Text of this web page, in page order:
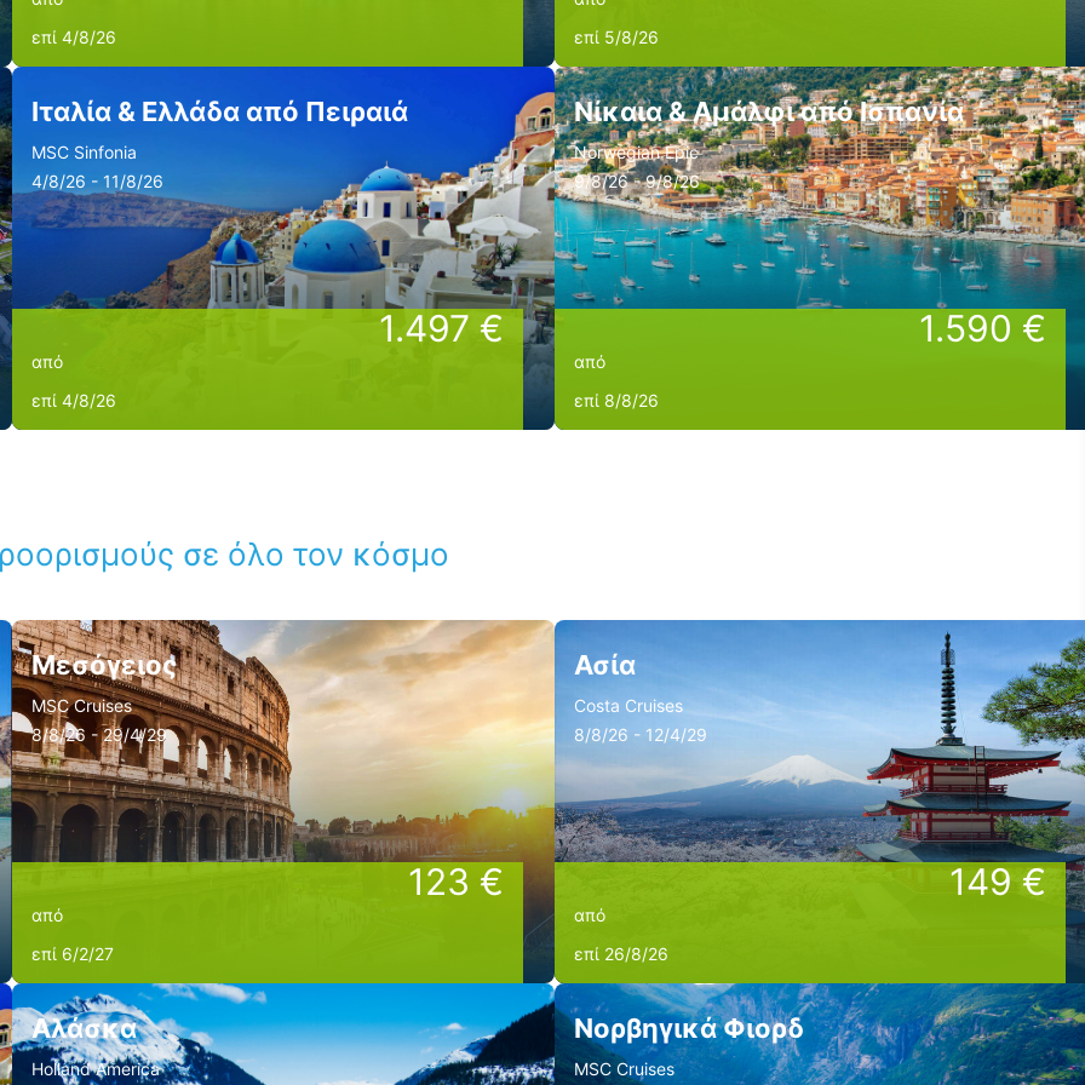
επί 4/8/26
επί 5/8/26
Ιταλία & Ελλάδα από Πειραιά
MSC Sinfonia
4/8/26 - 11/8/26
από
1.497 €
επί 4/8/26
Νίκαια & Αμάλφι από Ισπανία
Norwegian Epic
9/8/26 - 9/8/26
από
1.590 €
επί 8/8/26
σε όλο τον κόσμο
Μεσόγειος
MSC Cruises
8/8/26 - 29/4/29
από
123 €
επί 6/2/27
Ασία
Costa Cruises
8/8/26 - 12/4/29
από
149 €
επί 26/8/26
Αλάσκα
Holland America
Νορβηγικά Φιορδ
MSC Cruises